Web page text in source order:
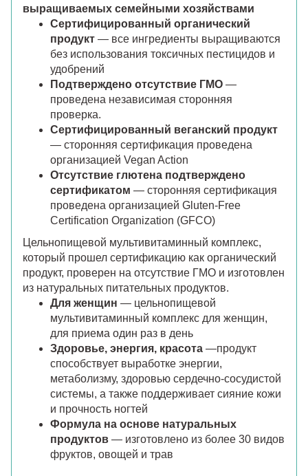
выращиваемых семейными хозяйствами
Сертифицированный органический
продукт — все ингредиенты выращиваются
без использования токсичных пестицидов и
удобрений
Подтверждено отсутствие ГМО —
проведена независимая сторонняя
проверка.
Сертифицированный веганский продукт
— сторонняя сертификация проведена
организацией Vegan Action
Отсутствие глютена подтверждено
сертификатом — сторонняя сертификация
проведена организацией Gluten-Free
Certification Organization (GFCO)
Цельнопищевой мультивитаминный комплекс,
который прошел сертификацию как органический
продукт, проверен на отсутствие ГМО и изготовлен
из натуральных питательных продуктов.
Для женщин — цельнопищевой
мультивитаминный комплекс для женщин,
для приема один раз в день
Здоровье, энергия, красота —продукт
способствует выработке энергии,
метаболизму, здоровью сердечно-сосудистой
системы, а также поддерживает сияние кожи
и прочность ногтей
Формула на основе натуральных
продуктов — изготовлено из более 30 видов
фруктов, овощей и трав